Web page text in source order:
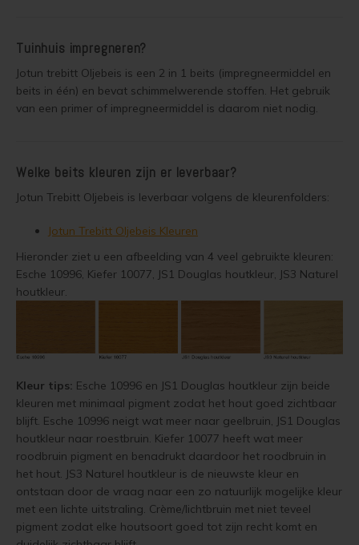
Red Cedar verven
Steigerhout behandelen
Vurenhout behandelen
Vurenhout olien
Olympic Water Repellent Oil Stain Overschilderen
Olympic Premium Acrylic Latex Stain Overschilderen
White wash vloer
Tuinhuis impregneren?
Jotun trebitt Oljebeis is een 2 in 1 beits (impregneermiddel en
beits in één) en bevat schimmelwerende stoffen. Het gebruik
van een primer of impregneermiddel is daarom niet nodig.
Welke beits kleuren zijn er leverbaar?
Jotun Trebitt Oljebeis is leverbaar volgens de kleurenfolders:
Jotun Trebitt Oljebeis Kleuren
Hieronder ziet u een afbeelding van 4 veel gebruikte kleuren:
Esche 10996, Kiefer 10077, JS1 Douglas houtkleur, JS3 Naturel
houtkleur.
Kleur tips: Esche 10996 en JS1 Douglas houtkleur zijn beide
kleuren met minimaal pigment zodat het hout goed zichtbaar
blijft. Esche 10996 neigt wat meer naar geelbruin, JS1 Douglas
houtkleur naar roestbruin. Kiefer 10077 heeft wat meer
roodbruin pigment en benadrukt daardoor het roodbruin in
het hout. JS3 Naturel houtkleur is de nieuwste kleur en
ontstaan door de vraag naar een zo natuurlijk mogelijke kleur
met een lichte uitstraling. Crème/lichtbruin met niet teveel
pigment zodat elke houtsoort goed tot zijn recht komt en